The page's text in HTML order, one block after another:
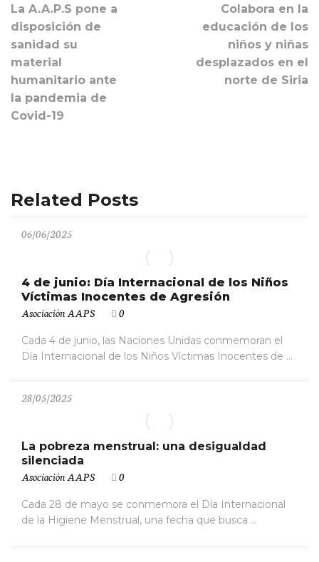
La A.A.P.S pone a
disposición de
sanidad su
material
humanitario ante
la pandemia de
Covid-19
Colabora en la
educación de los
niños y niñas
desplazados en el
norte de Siria
Related Posts
06/06/2025
4 de junio: Día Internacional de los Niños
Víctimas Inocentes de Agresión
Asociación AAPS 0
Cada 4 de junio, las Naciones Unidas conmemoran el
Día Internacional de los Niños Víctimas Inocentes de ...
28/05/2025
La pobreza menstrual: una desigualdad
silenciada
Asociación AAPS 0
Cada 28 de mayo se conmemora el Día Internacional
de la Higiene Menstrual, una fecha que busca ...